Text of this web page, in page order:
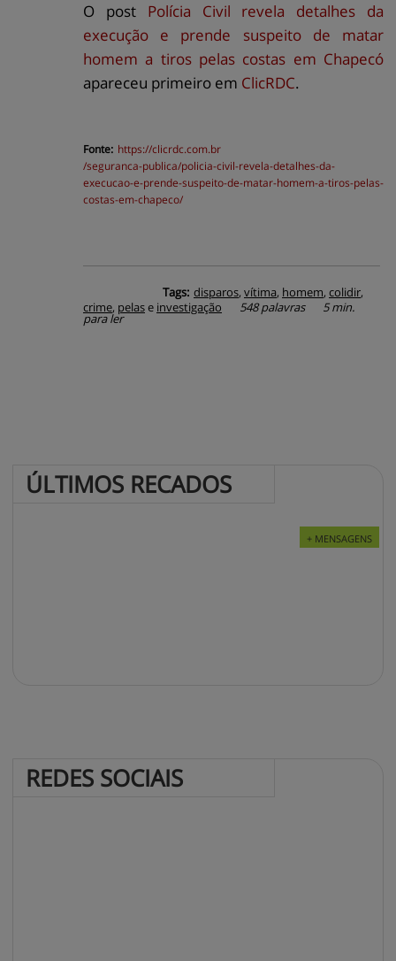
O post Polícia Civil revela detalhes da
execução e prende suspeito de matar
homem a tiros pelas costas em Chapecó
apareceu primeiro em ClicRDC.
Fonte: https://clicrdc.com.br
/seguranca-publica/policia-civil-revela-detalhes-da-
execucao-e-prende-suspeito-de-matar-homem-a-tiros-pelas-
costas-em-chapeco/
Tags: disparos, vítima, homem, colidir,
crime, pelase investigação 548 palavras 5 min.
para ler
ÚLTIMOS RECADOS
+ MENSAGENS
REDES SOCIAIS